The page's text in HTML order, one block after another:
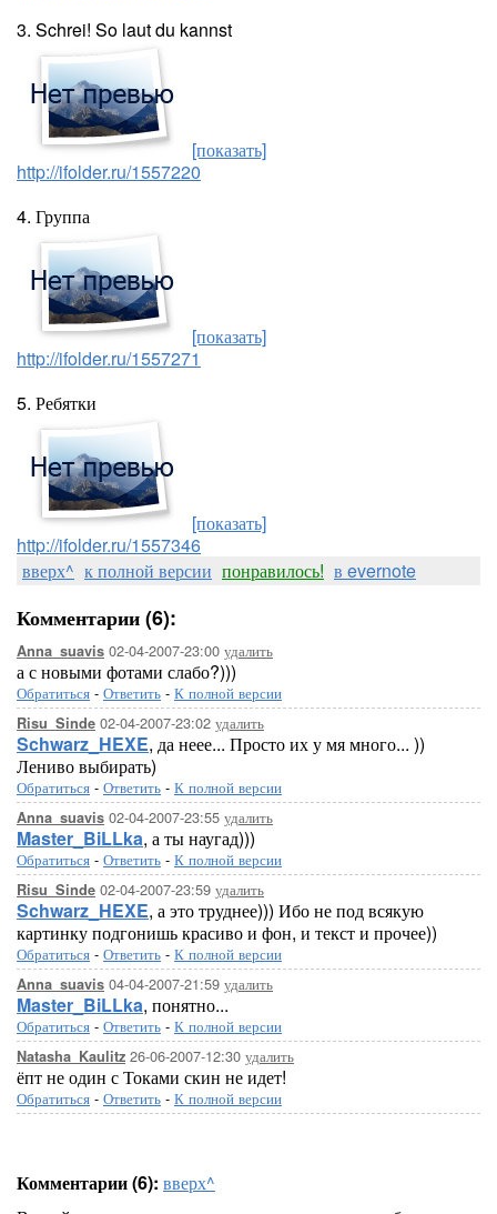
3. Schrei! So laut du kannst
[показать]
http://ifolder.ru/1557220
4. Группа
[показать]
http://ifolder.ru/1557271
5. Ребятки
[показать]
http://ifolder.ru/1557346
вверх^ к полной версии понравилось! в evernote
Комментарии (6):
Anna_suavis 02-04-2007-23:00 удалить
а с новыми фотами слабо?)))
Обратиться - Ответить - К полной версии
Risu_Sinde 02-04-2007-23:02 удалить
Schwarz_HEXE, да неее... Просто их у мя много... ))
Лениво выбирать)
Обратиться - Ответить - К полной версии
Anna_suavis 02-04-2007-23:55 удалить
Master_BiLLka, а ты наугад)))
Обратиться - Ответить - К полной версии
Risu_Sinde 02-04-2007-23:59 удалить
Schwarz_HEXE, а это труднее))) Ибо не под всякую
картинку подгонишь красиво и фон, и текст и прочее))
Обратиться - Ответить - К полной версии
Anna_suavis 04-04-2007-21:59 удалить
Master_BiLLka, понятно...
Обратиться - Ответить - К полной версии
Natasha_Kaulitz 26-06-2007-12:30 удалить
ёпт не один с Токами скин не идет!
Обратиться - Ответить - К полной версии
Комментарии (6): вверх^